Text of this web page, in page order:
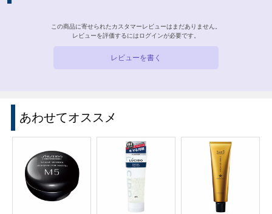
この商品に寄せられたカスタマーレビューはまだありません。
レビューを評価するには ログインが必要です。
レビューを書く
あわせてオススメ